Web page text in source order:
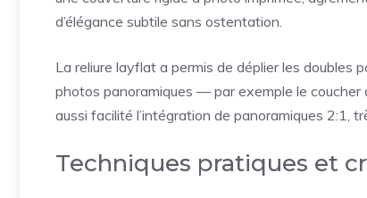
d’élégance subtile sans ostentation.
La reliure layflat a permis de déplier les doubles
photos panoramiques — par exemple le
aussi facilité l’intégration de panoramiques 2:1,
Techniques pratiques et